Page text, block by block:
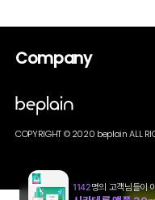
Company
COPYRIGHT © 2020 beplain ALL